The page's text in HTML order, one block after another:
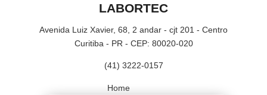
LABORTEC
Avenida Luiz Xavier, 68, 2 andar - cjt 201 - Centro
Curitiba - PR - CEP: 80020-020
(41) 3222-0157
Home